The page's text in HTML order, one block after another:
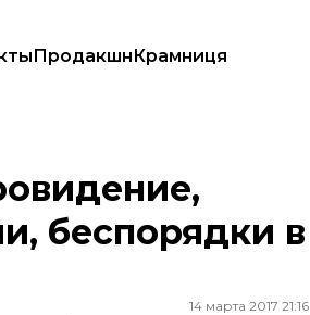
ПродакшнКрамниця
беспорядки в
14 марта 2017 21:16